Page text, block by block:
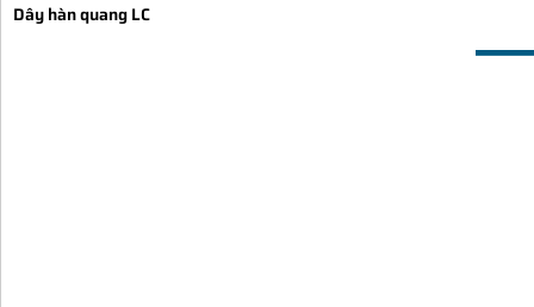
Dây hàn quang LC